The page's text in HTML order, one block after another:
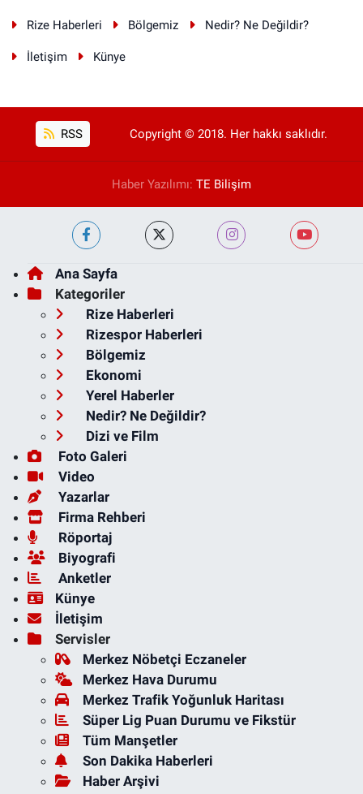
Rize Haberleri Bölgemiz Nedir? Ne Değildir?
İletişim Künye
RSS Copyright © 2018. Her hakkı saklıdır.
Haber Yazılımı: TE Bilişim
Ana Sayfa
Kategoriler
Rize Haberleri
Rizespor Haberleri
Bölgemiz
Ekonomi
Yerel Haberler
Nedir? Ne Değildir?
Dizi ve Film
Foto Galeri
Video
Yazarlar
Firma Rehberi
Röportaj
Biyografi
Anketler
Künye
İletişim
Servisler
Merkez Nöbetçi Eczaneler
Merkez Hava Durumu
Merkez Trafik Yoğunluk Haritası
Süper Lig Puan Durumu ve Fikstür
Tüm Manşetler
Son Dakika Haberleri
Haber Arşivi